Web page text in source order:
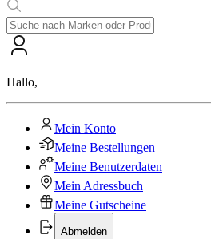
Hallo,
Mein Konto
Meine Bestellungen
Meine Benutzerdaten
Mein Adressbuch
Meine Gutscheine
Abmelden